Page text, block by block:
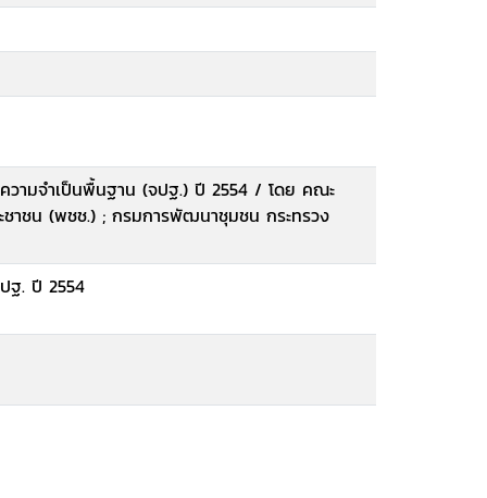
ามจำเป็นพื้นฐาน (จปฐ.) ปี 2554 / โดย คณะ
าชน (พชช.) ; กรมการพัฒนาชุมชน กระทรวง
ฐ. ปี 2554